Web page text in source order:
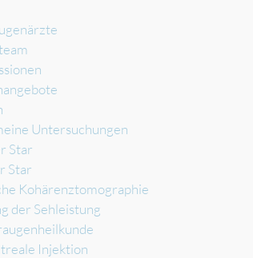
Untersuchungen
Star
Star
Kohärenztomographie
der Sehleistung
Injektion